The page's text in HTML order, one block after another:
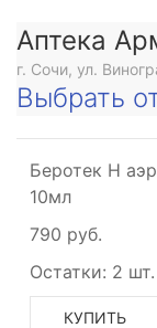
Аптека
г. Сочи, ул.
Выбрать
Беротек Н
10мл
790 руб.
Остатки: 2 шт.
КУПИТЬ